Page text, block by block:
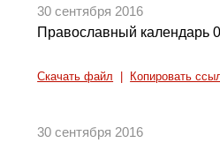
30 сентября 2016
Православный календарь
Скачать файл Копировать
30 сентября 2016